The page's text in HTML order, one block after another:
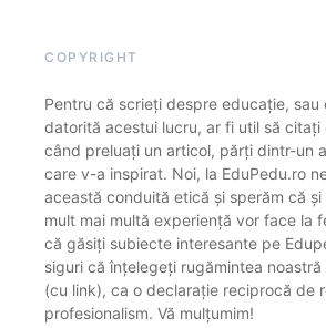
COPYRIGHT
Pentru că scrieți despre educație, sau
datorită acestui lucru, ar fi util să citați
când preluați un articol, părți dintr-un
care v-a inspirat. Noi, la EduPedu.ro
această conduită etică și sperăm că
mult mai multă experiență vor face la
că găsiți subiecte interesante pe
siguri că înțelegeți rugămintea
(cu link), ca o declarație reciprocă de
profesionalism. Vă mulțumim!